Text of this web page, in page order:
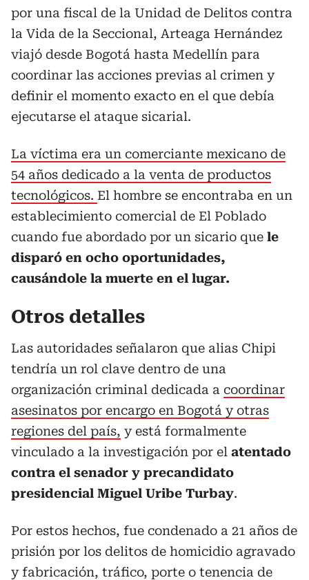
por una fiscal de la Unidad de Delitos contra
la Vida de la Seccional, Arteaga Hernández
viajó desde Bogotá hasta Medellín para
coordinar las acciones previas al crimen y
definir el momento exacto en el que debía
ejecutarse el ataque sicarial.
La víctima era un comerciante mexicano de
54 años dedicado a la venta de productos
tecnológicos. El hombre se encontraba en un
establecimiento comercial de El Poblado
cuando fue abordado por un sicario que le
disparó en ocho oportunidades,
causándole la muerte en el lugar.
Otros detalles
Las autoridades señalaron que alias Chipi
tendría un rol clave dentro de una
organización criminal dedicada a coordinar
asesinatos por encargo en Bogotá y otras
regiones del país, y está formalmente
vinculado a la investigación por el atentado
contra el senador y precandidato
presidencial Miguel Uribe Turbay.
Por estos hechos, fue condenado a 21 años de
prisión por los delitos de homicidio agravado
y fabricación, tráfico, porte o tenencia de